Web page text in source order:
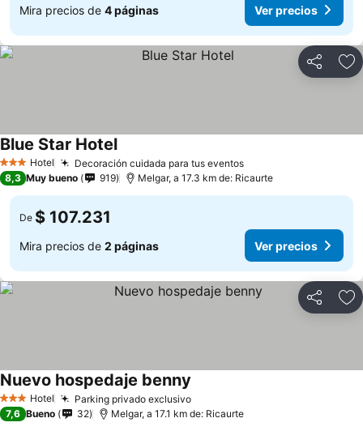
Mira precios de 4 páginas Ver precios
Compartir
3 Estrellas
Hotel Decoración cuidada para tus eventos
Blue Star Hotel
8,3 Muy bueno 919 Melgar, a 17.3 km de: Ricaurte
De $ 107.231
Mira precios de 2 páginas Ver precios
Compartir
3 Estrellas
Hotel Parking privado exclusivo
Nuevo hospedaje benny
7,6 Bueno 32 Melgar, a 17.1 km de: Ricaurte